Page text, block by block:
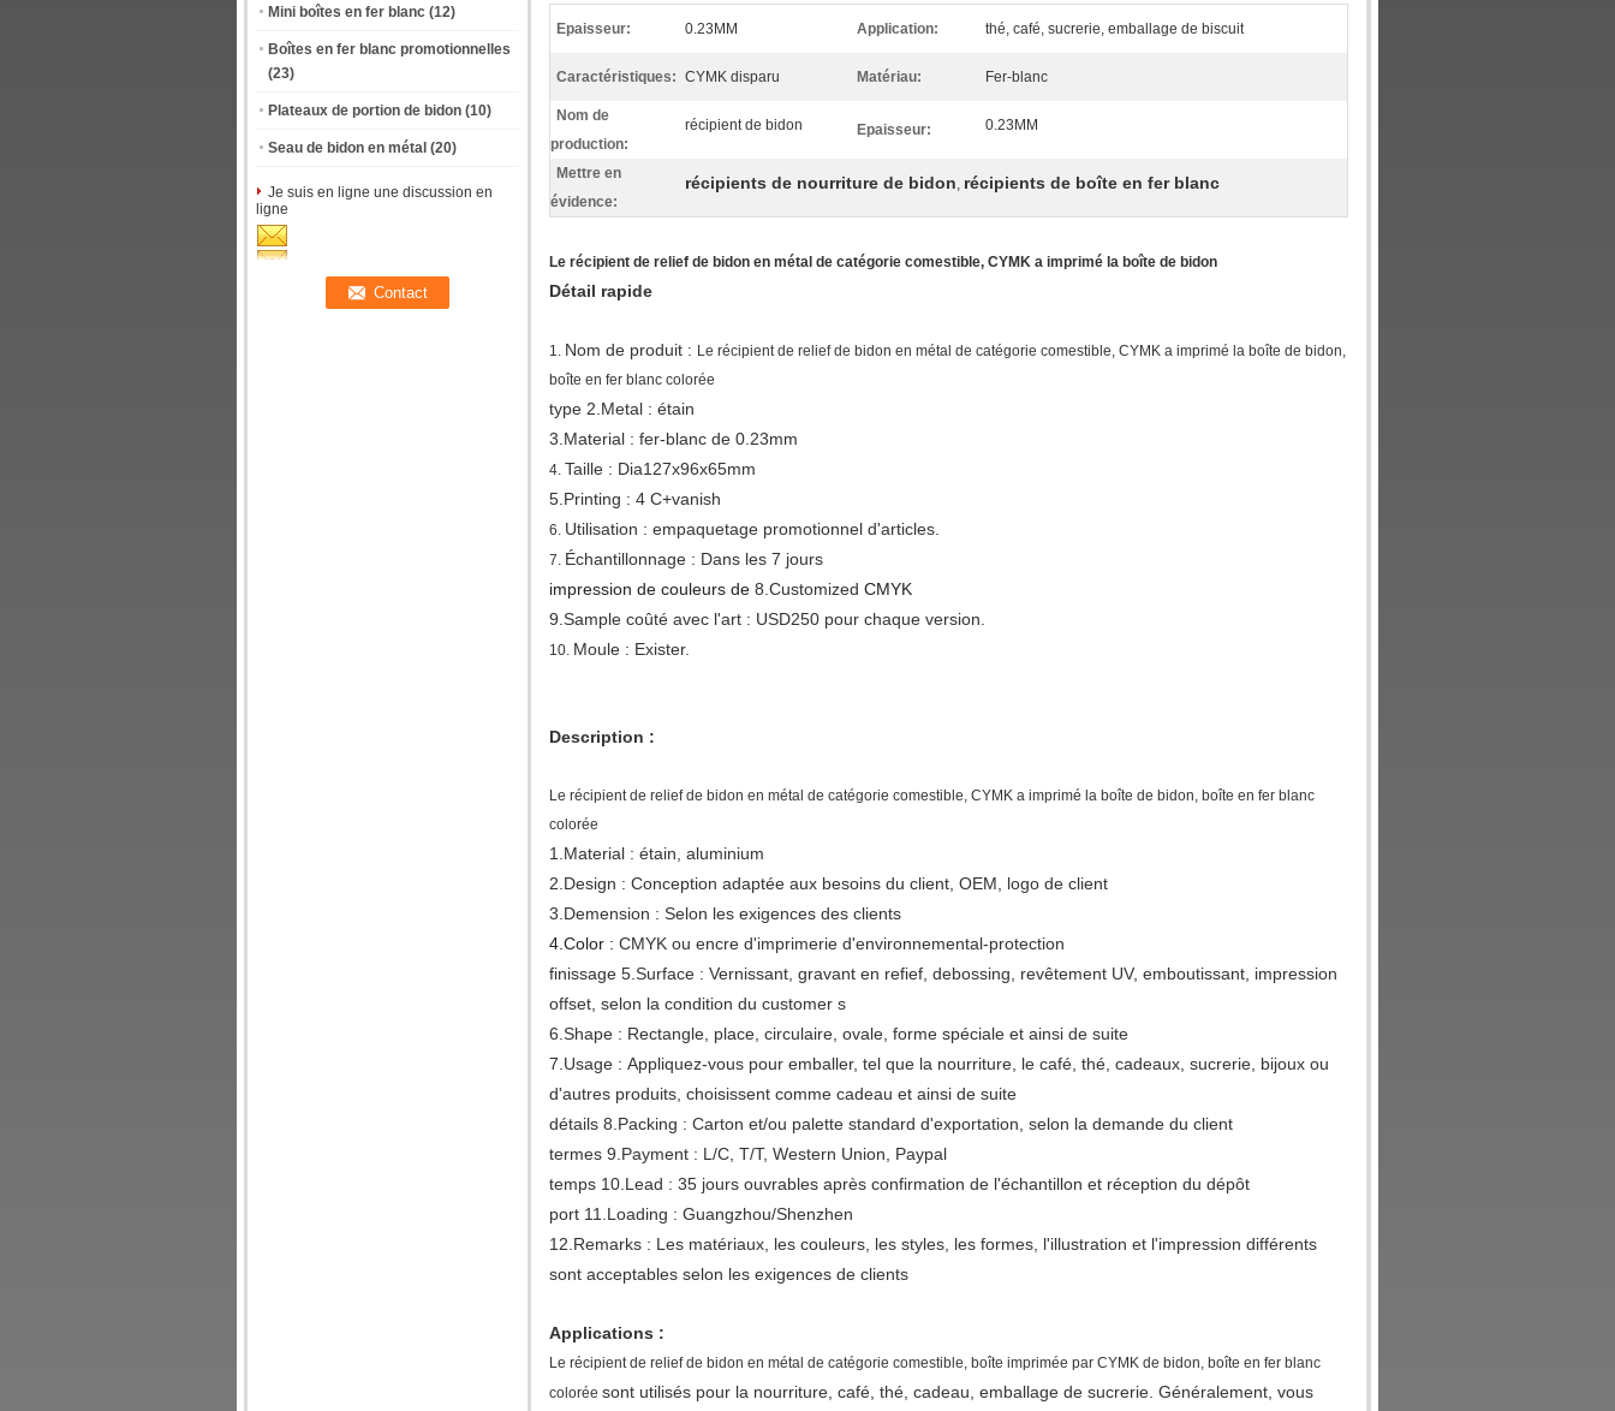
Mini boîtes en fer blanc (12)
Boîtes en fer blanc promotionnelles
(23)
Plateaux de portion de bidon (10)
Seau de bidon en métal (20)
Je suis en ligne une discussion en
ligne
Epaisseur: 0.23MM Application: thé, café, sucrerie, emballage de biscuit
Caractéristiques: CYMK disparu Matériau: Fer-blanc
Nom de
production:
récipient de bidon Epaisseur: 0.23MM
Mettre en
évidence:
récipients de nourriture de bidon, récipients de boîte en fer blanc
Le récipient de relief de bidon en métal de catégorie comestible, CYMK a imprimé la boîte de bidon
Détail rapide
1. Nom de produit : Le récipient de relief de bidon en métal de catégorie comestible, CYMK a imprimé la boîte de bidon,
boîte en fer blanc colorée
type 2.Metal : étain
3.Material : fer-blanc de 0.23mm
4. Taille : Dia127x96x65mm
5.Printing : 4 C+vanish
6. Utilisation : empaquetage promotionnel d'articles.
7. Échantillonnage : Dans les 7 jours
impression de couleurs de 8.Customized CMYK
9.Sample coûté avec l'art : USD250 pour chaque version.
10. Moule : Exister.
Description :
Le récipient de relief de bidon en métal de catégorie comestible, CYMK a imprimé la boîte de bidon, boîte en fer blanc
colorée
1.Material : étain, aluminium
2.Design : Conception adaptée aux besoins du client, OEM, logo de client
3.Demension : Selon les exigences des clients
4.Color : CMYK ou encre d'imprimerie d'environnemental-protection
finissage 5.Surface : Vernissant, gravant en refief, debossing, revêtement UV, emboutissant, impression
offset, selon la condition du customer s
6.Shape : Rectangle, place, circulaire, ovale, forme spéciale et ainsi de suite
7.Usage : Appliquez-vous pour emballer, tel que la nourriture, le café, thé, cadeaux, sucrerie, bijoux ou
d'autres produits, choisissent comme cadeau et ainsi de suite
détails 8.Packing : Carton et/ou palette standard d'exportation, selon la demande du client
termes 9.Payment : L/C, T/T, Western Union, Paypal
temps 10.Lead : 35 jours ouvrables après confirmation de l'échantillon et réception du dépôt
port 11.Loading : Guangzhou/Shenzhen
12.Remarks : Les matériaux, les couleurs, les styles, les formes, l'illustration et l'impression différents
sont acceptables selon les exigences de clients
Applications :
Le récipient de relief de bidon en métal de catégorie comestible, boîte imprimée par CYMK de bidon, boîte en fer blanc
colorée sont utilisés pour la nourriture, café, thé, cadeau, emballage de sucrerie. Généralement, vous